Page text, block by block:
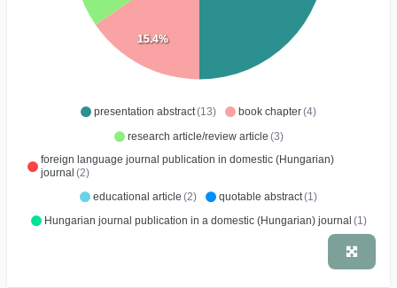
presentation abstract(13) book chapter(4)
research article/review article (3)
foreign language journal publication in domestic (Hungarian)
journal (2)
educational article (2) quotable abstract(1)
Hungarian journal publication in a domestic (Hungarian) journal (1)
15.4%